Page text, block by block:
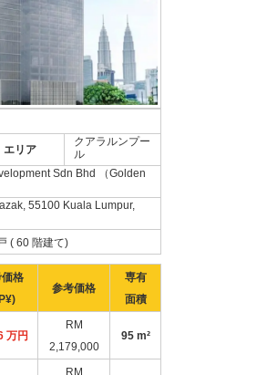
エリア
クアラルンプー
ル
Sdn Bhd （Golden
55100 Kuala Lumpur,
( 60 階建て)
格
参考価格
専有
面積
万円
RM
2,179,000
95 m²
RM